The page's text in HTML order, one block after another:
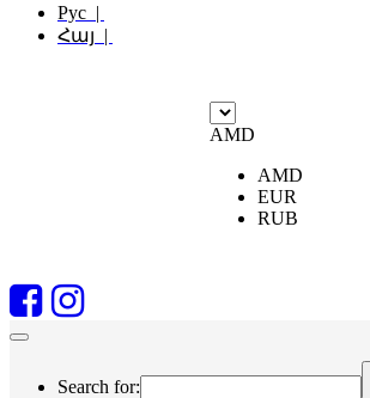
Рус |
Հայ |
AMD
AMD
EUR
RUB
Search for: